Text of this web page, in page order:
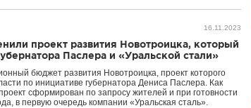
16.11.2023
проект развития Новотроицка, который
Паслера и «Уральской стали»
бюджет развития Новотроицка, проект которого
по инициативе губернатора Дениса Паслера. Как
сформирован по запросу жителей и при готовности
в первую очередь компании «Уральская сталь».